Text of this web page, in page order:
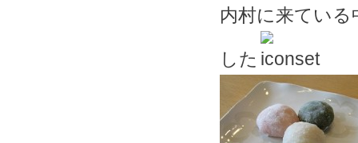
内村に来てい
した